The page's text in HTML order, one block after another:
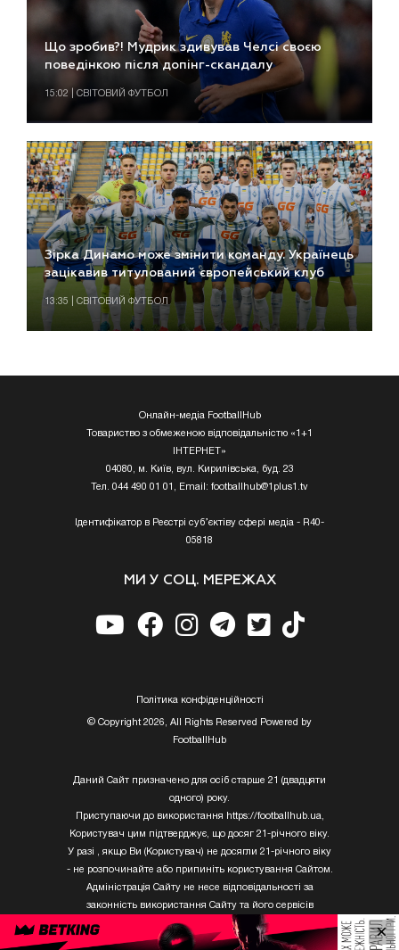
Що зробив?! Мудрик здивував Челсі своєю
поведінкою після допінг-скандалу
15:02 | СВІТОВИЙ ФУТБОЛ
Зірка Динамо може змінити команду. Українець
зацікавив титулований європейський клуб
13:35 | СВІТОВИЙ ФУТБОЛ
Онлайн-медіа FootballHub
Товариство з обмеженою відповідальністю «1+1
ІНТЕРНЕТ»
04080, м. Київ, вул. Кирилівська, буд. 23
Тел. 044 490 01 01, Email: footballhub@1plus1.tv
Ідентифікатор в Реєстрі суб’єктіву сфері медіа - R40-
05818
МИ У СОЦ. МЕРЕЖАХ
Полiтика конфiденцiйностi
© Copyright 2026, All Rights Reserved Powered by
FootballHub
Даний Сайт призначено для осіб старше 21 (двадцяти
одного) року.
Приступаючи до використання https://footballhub.ua,
Користувач цим підтверджує, що досяг 21-річного віку.
У разі , якщо Ви (Користувач) не досягли 21-річного віку
- не розпочинайте або припиніть користування Сайтом.
Адміністрація Сайту не несе відповідальності за
законність використання Сайту та його сервісів
Користувачем, який не досяг 21-річного віку.
×